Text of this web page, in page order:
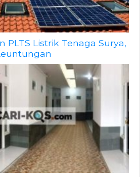
PLTS Listrik Tenaga Surya,